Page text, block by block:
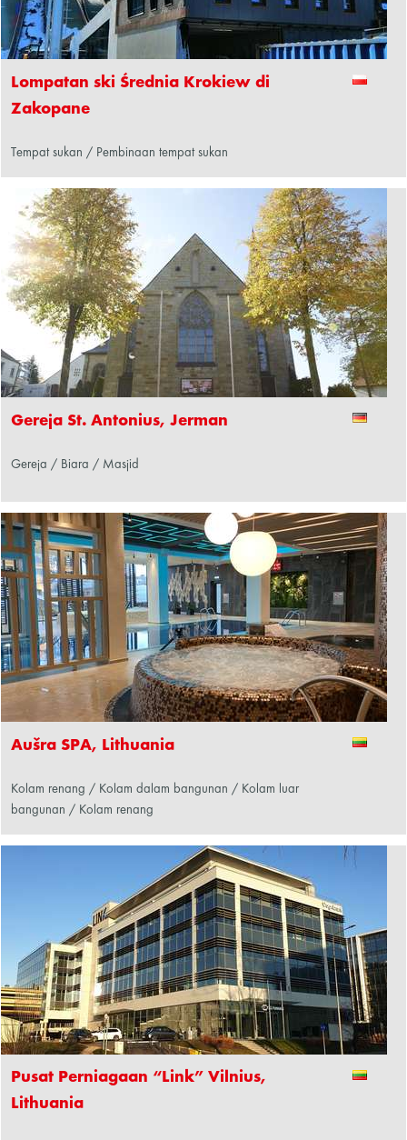
Lompatan ski Średnia Krokiew di
Zakopane
Tempat sukan / Pembinaan tempat sukan
Gereja St. Antonius, Jerman
Gereja / Biara / Masjid
Aušra SPA, Lithuania
Kolam renang / Kolam dalam bangunan / Kolam luar
bangunan / Kolam renang
Pusat Perniagaan “Link” Vilnius,
Lithuania